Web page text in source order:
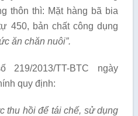
thôn thì: Mặt hàng bã bia
450, bản chất công dụng
ăn chăn nuôi”.
2013/TT-BTC ngày
quy định:
thu hồi để tái chế, sử dụng